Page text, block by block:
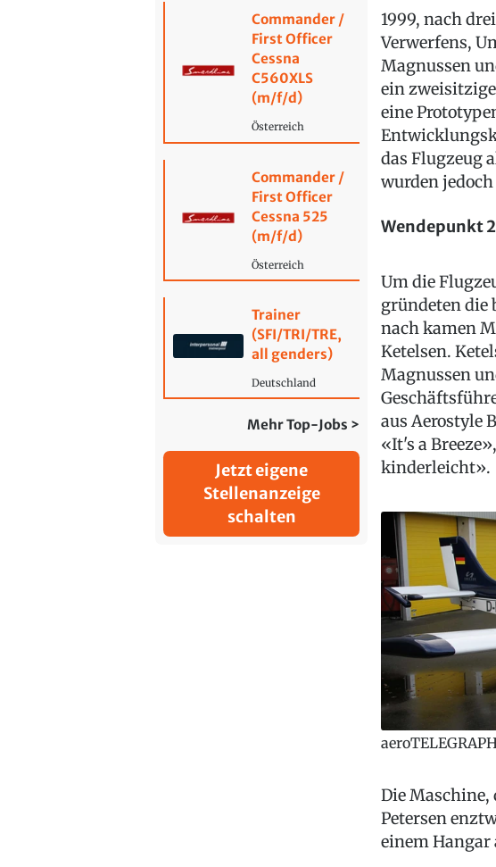
Commander /
First Officer
Cessna
C560XLS
(m/f/d)
Österreich
Commander /
First Officer
Cessna 525
(m/f/d)
Österreich
Trainer
(SFI/TRI/TRE,
all genders)
Deutschland
Mehr Top-Jobs >
Jetzt eigene
Stellenanzeige
schalten
1999, nach
Verwerfens,
Magnussen
ein
eine
das Flugzeug
wurden
Wendepunkt
Um die
gründeten die
nach kamen
Ketelsen.
Magnussen
aus Aerostyle
«It's a
kinderleicht».
Die Maschine,
Petersen
einem Hangar